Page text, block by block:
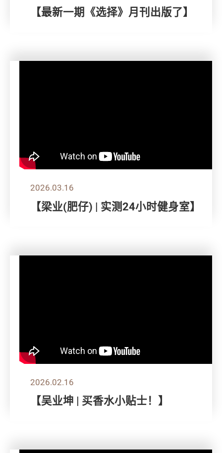
【最新一期《选择》月刊出版了】
2026.03.16
【梁业(肥仔) | 实测24小时健身室】
2026.02.16
【吴业坤 | 买香水小贴士！】